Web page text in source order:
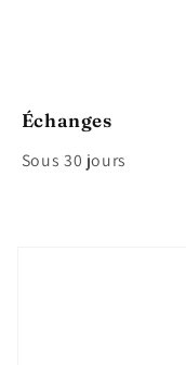
Échanges
Sous 30 jours